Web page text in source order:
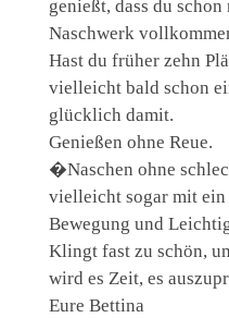
genießt, dass du
Naschwerk
Hast du früher zehn
vielleicht bald schon
glücklich damit.
Genießen ohne Reue.
�Naschen ohne
vielleicht sogar mit
Bewegung und
Klingt fast zu schön,
wird es Zeit, es
Eure Bettina